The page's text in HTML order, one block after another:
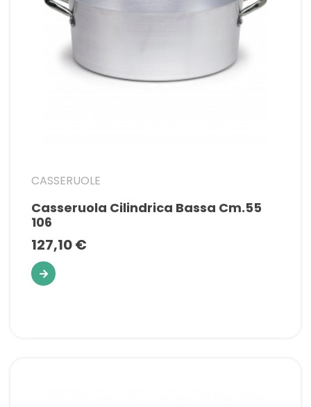
CASSERUOLE
Casseruola Cilindrica Bassa Cm.55
106
127,10 €